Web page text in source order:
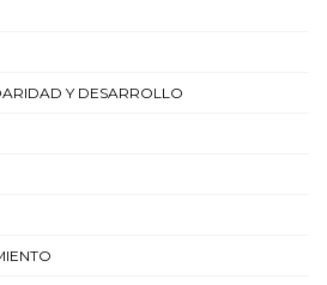
Y DESARROLLO